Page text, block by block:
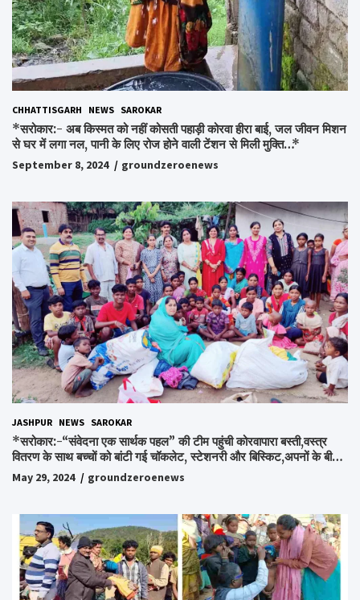
CHHATTISGARH NEWS SAROKAR
*सरोकार:- अब किस्मत को नहीं कोसती पहाड़ी कोरवा हीरा बाई, जल जीवन मिशन
से घर में लगा नल, पानी के लिए रोज होने वाली टेंशन से मिली मुक्ति…*
September 8, 2024 groundzeroenews
JASHPUR NEWS SAROKAR
*सरोकार:-“संवेदना एक सार्थक पहल” की टीम पहुंची कोरवापारा बस्ती,वस्त्र
वितरण के साथ बच्चों को बांटी गई चॉकलेट, स्टेशनरी और बिस्किट,अपनों के बीच
अपनों को पाकर भाव विभोर हुए लोग,संवेदना समूह के संस्थापक स्व.विश्वबंधु को
किया गया याद,समाजसेवी और समूह के लोगों ने रखी अपनी राय,कहा स्व.शर्मा के
May 29, 2024 groundzeroenews